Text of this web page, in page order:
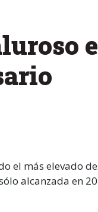
el más elevado
alcanzada en